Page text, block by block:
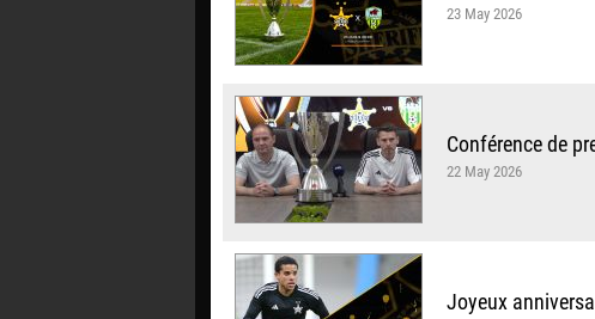
23 May 2026
Conférence de
22 May 2026
Joyeux